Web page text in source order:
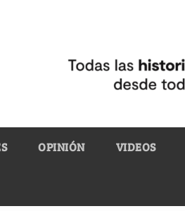
OPINIÓN VIDEOS